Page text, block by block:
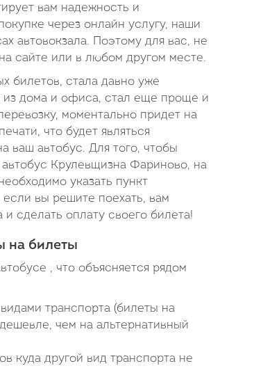
вам надежность и
через онлайн услугу, наши
автовокзала. Поэтому для вас, не
сайте или в любом другом месте.
билетов, стала давно уже
из дома и офиса, стал еще проще и
моментально придет на
что будет являться
ваш автобус. Для того, чтобы
Крулевщизна Фариново, на
указать пункт
вы решите поехать, вам
сделать оплату своего билета!
на билеты
, что объясняется рядом
транспорта (билеты на
чем на альтернативный
куда другой вид транспорта не